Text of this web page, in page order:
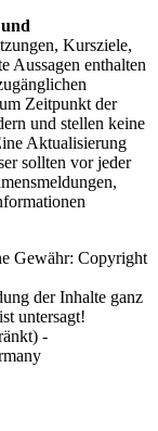
Kursziele,
Aussagen enthalten
Zeitpunkt der
und stellen keine
Aktualisierung
sollten vor jeder
Gewähr: Copyright
der Inhalte ganz
untersagt!
-